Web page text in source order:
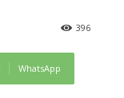
396
WhatsApp